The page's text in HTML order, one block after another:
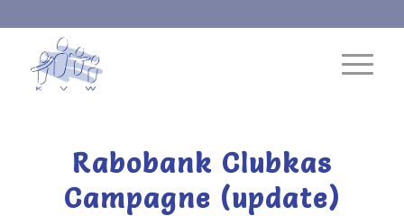
Rabobank Clubkas
Campagne (update)